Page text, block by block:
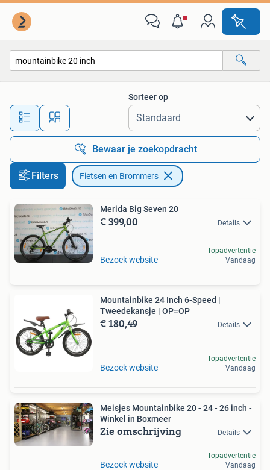
Alle afstanden…
Sorteer op
Bewaar je zoekopdracht
Filters Fietsen en Brommers
Merida Big Seven 20
€ 399,00 Details
Bezoek website
Topadvertentie
Vandaag
Mountainbike 24 Inch 6-Speed |
Tweedekansje | OP=OP
€ 180,49 Details
Bezoek website
Topadvertentie
Vandaag
Meisjes Mountainbike 20 - 24 - 26 inch -
Winkel in Boxmeer
Zie omschrijving Details
Bezoek website
Topadvertentie
Vandaag